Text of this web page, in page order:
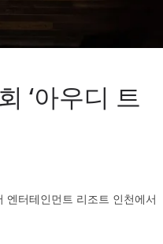
‘아우디 트
터테인먼트 리조트 인천에서